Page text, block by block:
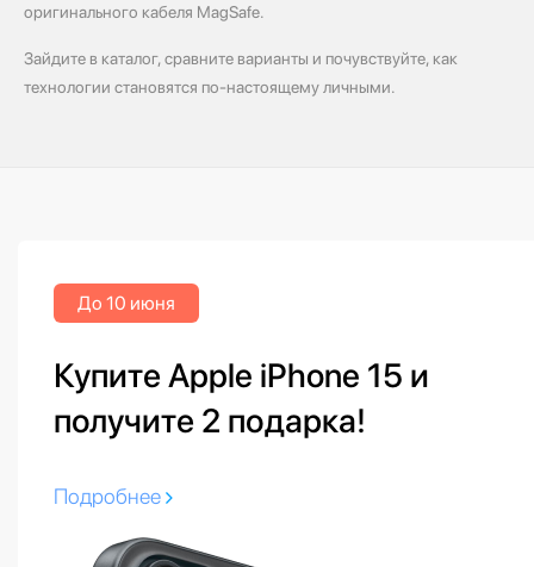
оригинального кабеля MagSafe.
Зайдите в каталог, сравните варианты и почувствуйте, как
технологии становятся по‑настоящему личными.
До 10 июня
Купите Apple iPhone 15 и
получите 2 подарка!
Подробнее